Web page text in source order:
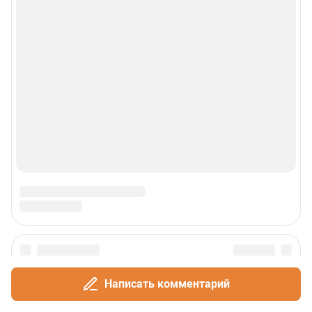
Все города сети
Проекты
Написать комментарий